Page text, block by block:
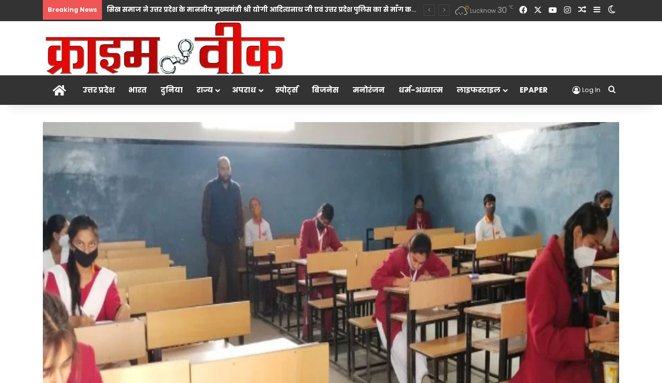
Breaking News सिख समाज ने उत्तर प्रदेश के माननीय मुख्यमंत्री श्री योगी आदित्यनाथ जी एवं उत्तर प्रदेश पुलिस का से माँग करते हुए कहा कि प्रदेश सरकार सदैव सभी धर्मों की भावनाओं का सम्मान करते हुए न्याय सुनिश्चित करने के लिए प्रतिबद्ध है। Lucknow30 ℃ FacebookYouTubeInstagram
Random Article
Sidebar
होम उत्तर प्रदेश भारत दुनिया राज्य अपराध स्पोर्ट्स बिजनेस मनोरंजन धर्म-अध्‍यात्‍म लाइफस्टाइल EPAPER Log In Search for